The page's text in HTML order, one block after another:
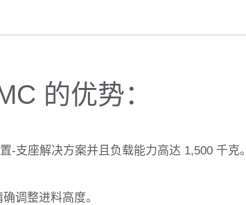
的优势：
-支座解决方案并且负载能力高达 1,500 千克。
调整进料高度。